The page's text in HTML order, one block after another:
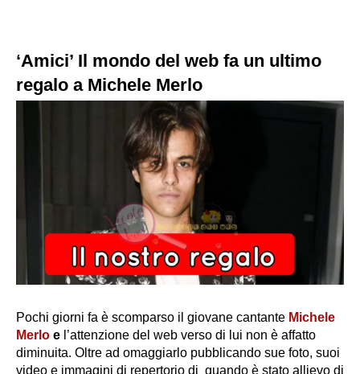
‘Amici’ Il mondo del web fa un ultimo
regalo a Michele Merlo
Pochi giorni fa è scomparso il giovane cantante Michele
Merlo e l’attenzione del web verso di lui non è affatto
diminuita. Oltre ad omaggiarlo pubblicando sue foto, suoi
video e immagini di repertorio di quando è stato allievo di